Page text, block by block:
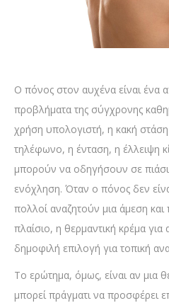
Ο πόνος στον αυχένα είναι ένα
προβλήματα της σύγχρονης
χρήση υπολογιστή, η κακή
τηλέφωνο, η ένταση, η έλλειψη
μπορούν να οδηγήσουν σε
ενόχληση. Όταν ο πόνος δεν
πολλοί αναζητούν μια άμεση
πλαίσιο, η θερμαντική κρέμα για
δημοφιλή επιλογή για τοπική
Το ερώτημα, όμως, είναι αν μια
μπορεί πράγματι να προσφέρει